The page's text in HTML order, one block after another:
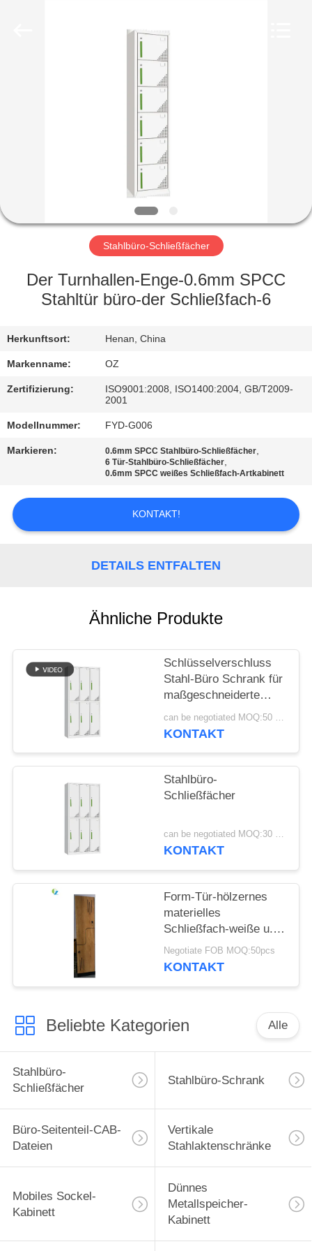
FABRIK-
AUSFLUG
QUALITÄTSKONTROLLE
TRETEN
SIE
MIT
IN
VERBINDUNG
NACHRICHTEN
SITEMAP
PRIVACY
POLICY
Stahlbüro-Schließfächer
Der Turnhallen-Enge-0.6mm SPCC
Stahltür büro-der Schließfach-6
Herkunftsort: Henan, China
Markenname: OZ
Zertifizierung:
ISO9001:2008, ISO1400:2004, GB/T2009-
2001
Modellnummer: FYD-G006
Markieren: 0.6mm SPCC Stahlbüro-Schließfächer,
6 Tür-Stahlbüro-Schließfächer,
0.6mm SPCC weißes Schließfach-Artkabinett
KONTAKT!
DETAILS ENTFALTEN
Ähnliche Produkte
Schlüsselverschluss
Stahl-Büro Schrank für
maßgeschneiderte
Büro-Speicherlösungencan be negotiated MOQ:50 Stück
KONTAKT
Stahlbüro-
Schließfächer
can be negotiated MOQ:30 Stück
KONTAKT
Form-Tür-hölzernes
materielles
Schließfach-weiße u.
natürliche Eiche
Elegent neue Entwurfs-
Negotiate FOB MOQ:50pcs
KONTAKT
Beliebte Kategorien Alle
Stahlbüro-
Schließfächer
Stahlbüro-Schrank
Büro-Seitenteil-CAB-
Dateien
Vertikale
Stahlaktenschränke
Mobiles Sockel-
Kabinett
Dünnes
Metallspeicher-
Kabinett